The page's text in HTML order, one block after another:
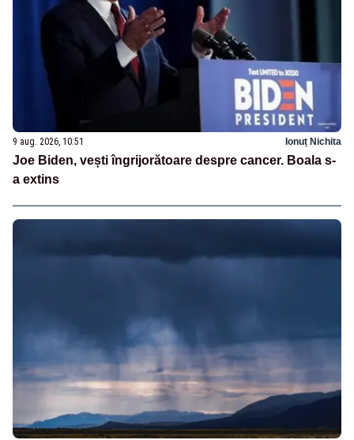
9 aug. 2026, 10:51 Ionuț Nichita
Joe Biden, vești îngrijorătoare despre cancer. Boala s-
a extins